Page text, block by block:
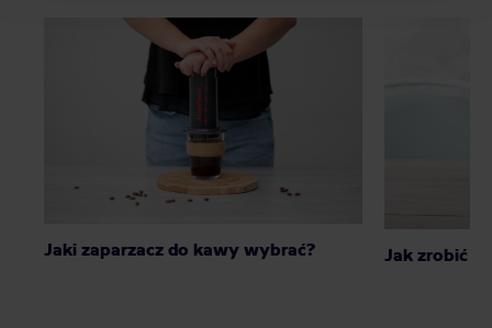
Jaki zaparzacz do kawy wybrać? Jak zrobić